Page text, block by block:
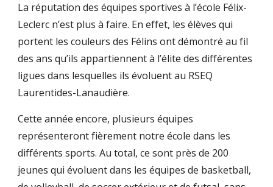
La réputation des équipes sportives à l’école Félix-
Leclerc n’est plus à faire. En effet, les élèves qui
portent les couleurs des Félins ont démontré au fil
des ans qu’ils appartiennent à l’élite des différentes
ligues dans lesquelles ils évoluent au RSEQ
Laurentides-Lanaudière.
Cette année encore, plusieurs équipes
représenteront fièrement notre école dans les
différents sports. Au total, ce sont près de 200
jeunes qui évoluent dans les équipes de basketball,